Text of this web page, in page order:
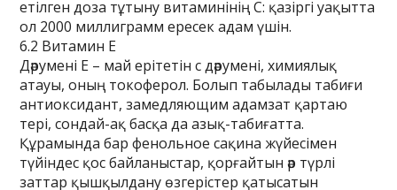
етілген доза тұтыну витаминінің C: қазіргі уақытта
ол 2000 миллиграмм ересек адам үшін.
6.2 Витамин E
Дәрумені E – май ерітетін с дәрумені, химиялық
атауы, оның токоферол. Болып табылады табиғи
антиоксидант, замедляющим адамзат қартаю
тері, сондай-ақ басқа да азық-табиғатта.
Құрамында бар фенольное сақина жүйесімен
түйіндес қос байланыстар, қорғайтын әр түрлі
заттар қышқылдану өзгерістер қатысатын